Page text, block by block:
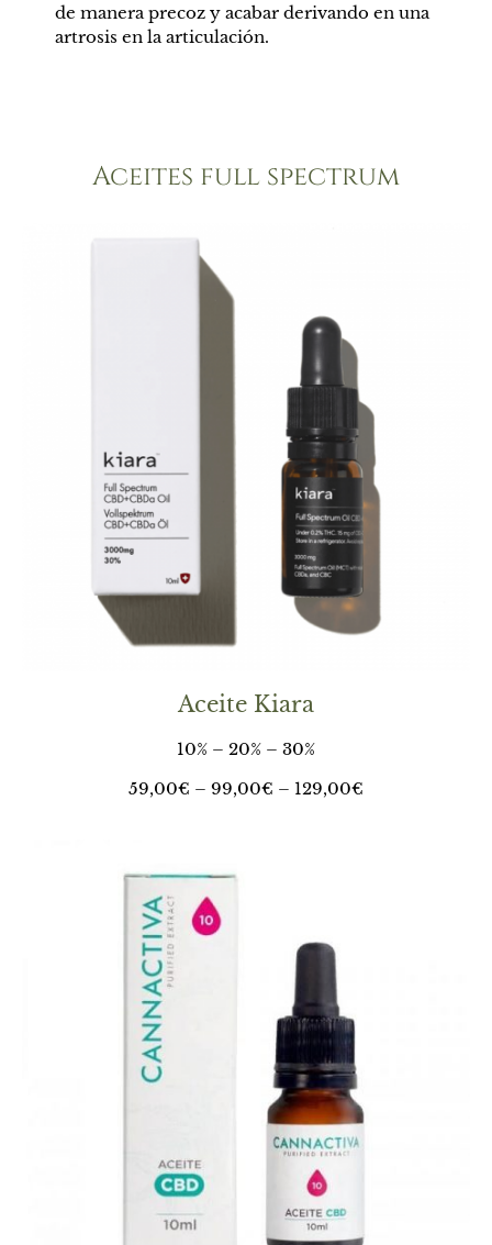
de manera precoz y acabar derivando en una
artrosis en la articulación.
Aceites full spectrum
Aceite Kiara
10% – 20% – 30%
59,00€ – 99,00€ – 129,00€